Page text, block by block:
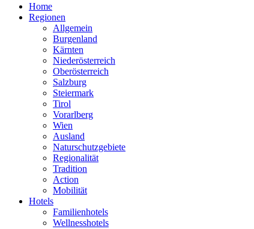
Home
Regionen
Allgemein
Burgenland
Kärnten
Niederösterreich
Oberösterreich
Salzburg
Steiermark
Tirol
Vorarlberg
Wien
Ausland
Naturschutzgebiete
Regionalität
Tradition
Action
Mobilität
Hotels
Familienhotels
Wellnesshotels